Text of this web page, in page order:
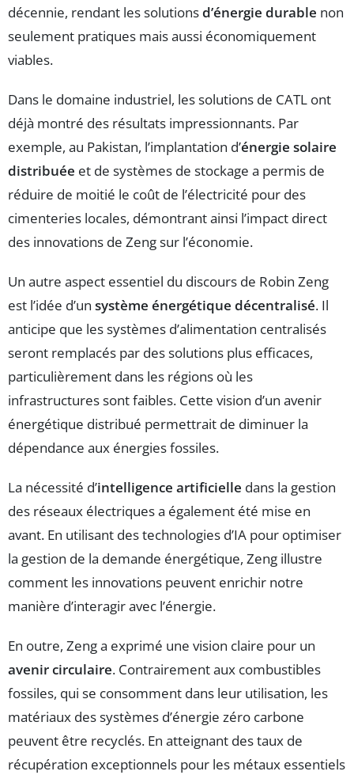
décennie, rendant les solutionsd’énergie durable non
seulement pratiques mais aussi économiquement
viables.
Dans le domaine industriel, les solutions de CATL ont
déjà montré des résultats impressionnants. Par
exemple, au Pakistan, l’implantation d’énergie solaire
distribuée et de systèmes de stockage a permis de
réduire de moitié le coût de l’électricité pour des
cimenteries locales, démontrant ainsi l’impact direct
des innovations de Zeng sur l’économie.
Un autre aspect essentiel du discours de Robin Zeng
est l’idée d’un système énergétique décentralisé. Il
anticipe que les systèmes d’alimentation centralisés
seront remplacés par des solutions plus efficaces,
particulièrement dans les régions où les
infrastructures sont faibles. Cette vision d’un avenir
énergétique distribué permettrait de diminuer la
dépendance aux énergies fossiles.
La nécessité d’intelligence artificielle dans la gestion
des réseaux électriques a également été mise en
avant. En utilisant des technologies d’IA pour optimiser
la gestion de la demande énergétique, Zeng illustre
comment les innovations peuvent enrichir notre
manière d’interagir avec l’énergie.
En outre, Zeng a exprimé une vision claire pour un
avenir circulaire. Contrairement aux combustibles
fossiles, qui se consomment dans leur utilisation, les
matériaux des systèmes d’énergie zéro carbone
peuvent être recyclés. En atteignant des taux de
récupération exceptionnels pour les métaux essentiels